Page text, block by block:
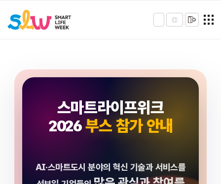
스마트라이프위크
2026부스 참가 안내
AI·스마트도시 분야의 혁신 기술과 서비스를